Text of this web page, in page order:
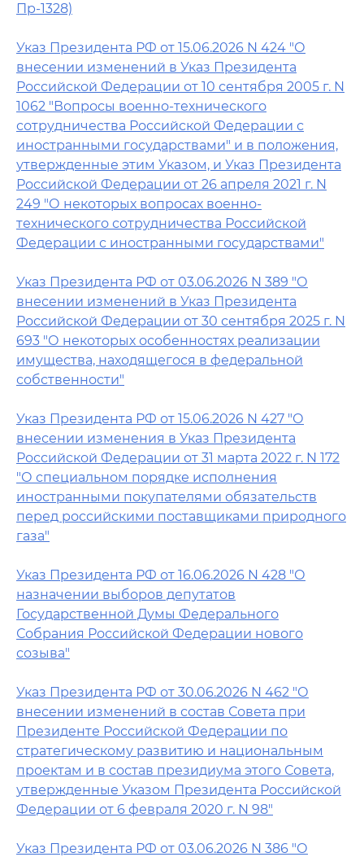
Пр-1328)
Указ Президента РФ от 15.06.2026 N 424 "О
внесении изменений в Указ Президента
Российской Федерации от 10 сентября 2005 г. N
1062 "Вопросы военно-технического
сотрудничества Российской Федерации с
иностранными государствами" и в положения,
утвержденные этим Указом, и Указ Президента
Российской Федерации от 26 апреля 2021 г. N
249 "О некоторых вопросах военно-
технического сотрудничества Российской
Федерации с иностранными государствами"
Указ Президента РФ от 03.06.2026 N 389 "О
внесении изменений в Указ Президента
Российской Федерации от 30 сентября 2025 г. N
693 "О некоторых особенностях реализации
имущества, находящегося в федеральной
собственности"
Указ Президента РФ от 15.06.2026 N 427 "О
внесении изменения в Указ Президента
Российской Федерации от 31 марта 2022 г. N 172
"О специальном порядке исполнения
иностранными покупателями обязательств
перед российскими поставщиками природного
газа"
Указ Президента РФ от 16.06.2026 N 428 "О
назначении выборов депутатов
Государственной Думы Федерального
Собрания Российской Федерации нового
созыва"
Указ Президента РФ от 30.06.2026 N 462 "О
внесении изменений в состав Совета при
Президенте Российской Федерации по
стратегическому развитию и национальным
проектам и в состав президиума этого Совета,
утвержденные Указом Президента Российской
Федерации от 6 февраля 2020 г. N 98"
Указ Президента РФ от 03.06.2026 N 386 "О